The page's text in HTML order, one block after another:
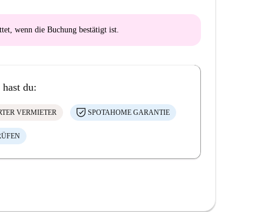
, wenn die Buchung bestätigt ist.
du:
VERMIETER SPOTAHOME GARANTIE